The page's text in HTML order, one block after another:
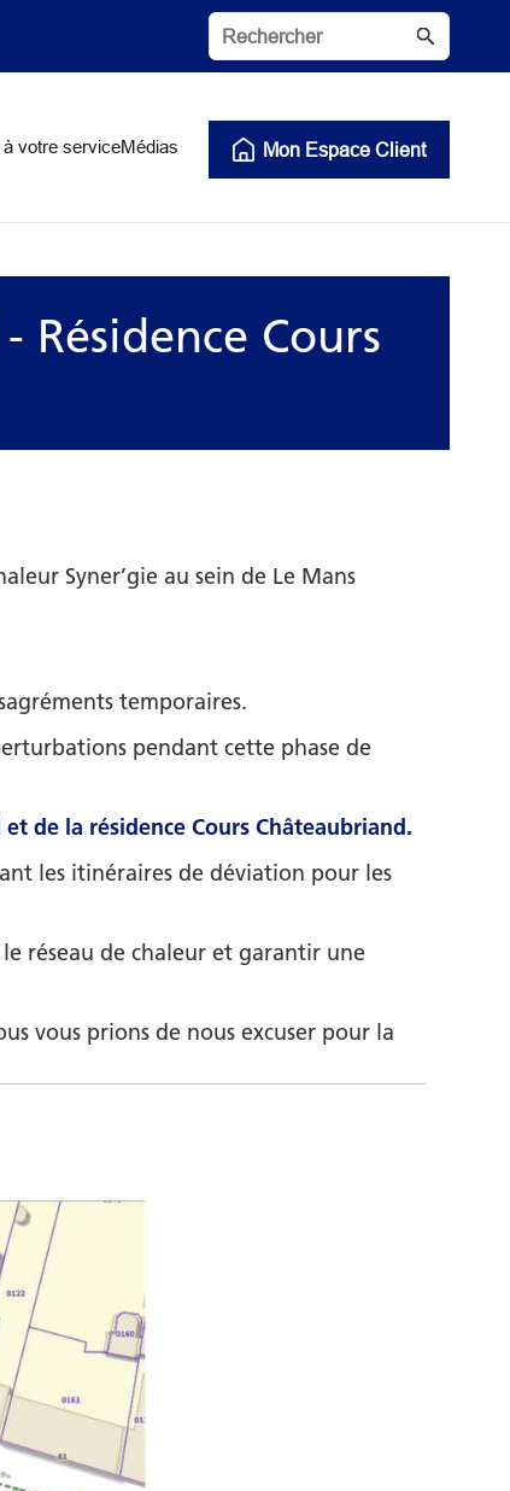
votre serviceMédias Mon Espace Client
Résidence Cours
Syner’gie au sein de Le Mans
temporaires.
pendant cette phase de
de la résidence Cours Châteaubriand.
les itinéraires de déviation pour les
réseau de chaleur et garantir une
vous prions de nous excuser pour la